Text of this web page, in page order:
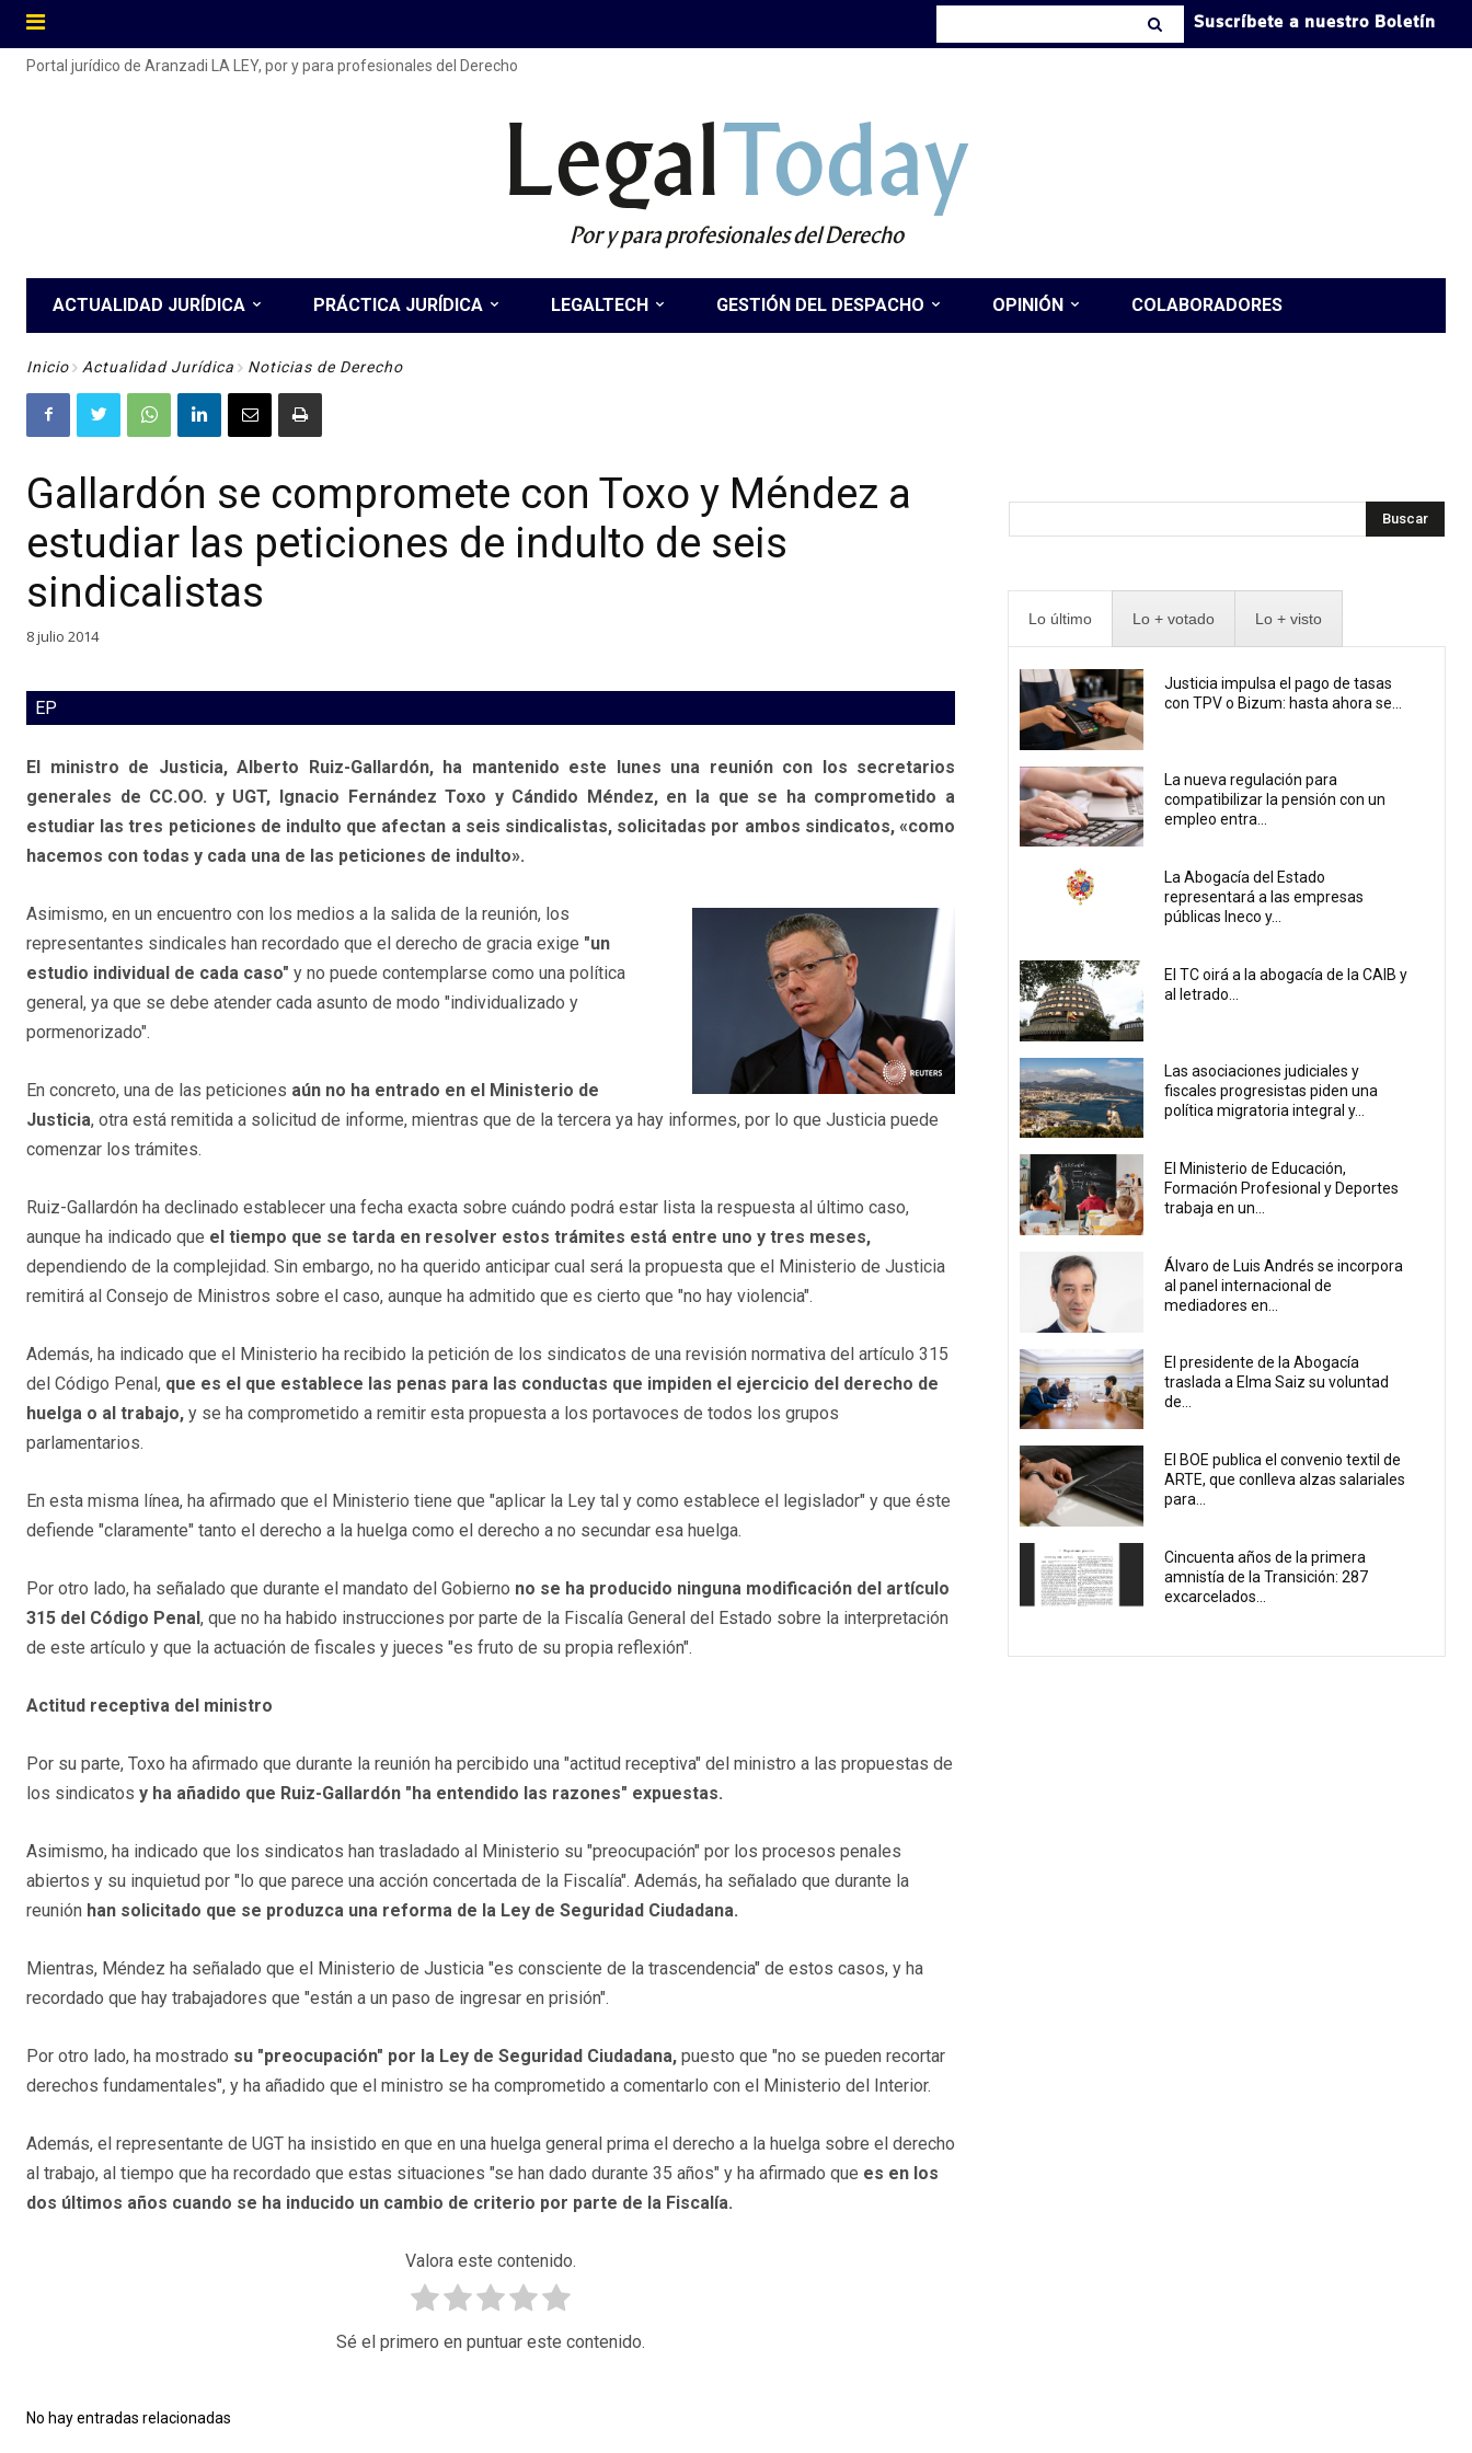
Suscríbete a nuestro Boletín
Portal jurídico de Aranzadi LA LEY, por y para profesionales del Derecho
LegalToday
Por y para profesionales del Derecho
ACTUALIDAD JURÍDICA PRÁCTICA JURÍDICA LEGALTECH GESTIÓN DEL DESPACHO OPINIÓN COLABORADORES
Inicio Actualidad Jurídica Noticias de Derecho
Gallardón se compromete con Toxo y Méndez a
estudiar las peticiones de indulto de seis
sindicalistas
8 julio 2014
EP
El ministro de Justicia, Alberto Ruiz-Gallardón, ha mantenido este lunes una reunión con los secretarios
generales de CC.OO. y UGT, Ignacio Fernández Toxo y Cándido Méndez, en la que se ha comprometido a
estudiar las tres peticiones de indulto que afectan a seis sindicalistas, solicitadas por ambos sindicatos, «como
hacemos con todas y cada una de las peticiones de indulto».
Asimismo, en un encuentro con los medios a la salida de la reunión, los
representantes sindicales han recordado que el derecho de gracia exige "un
estudio individual de cada caso" y no puede contemplarse como una política
general, ya que se debe atender cada asunto de modo "individualizado y
pormenorizado".
En concreto, una de las peticiones aún no ha entrado en el Ministerio de
Justicia, otra está remitida a solicitud de informe, mientras que de la tercera ya hay informes, por lo que Justicia puede
comenzar los trámites.
Ruiz-Gallardón ha declinado establecer una fecha exacta sobre cuándo podrá estar lista la respuesta al último caso,
aunque ha indicado que el tiempo que se tarda en resolver estos trámites está entre uno y tres meses,
dependiendo de la complejidad. Sin embargo, no ha querido anticipar cual será la propuesta que el Ministerio de Justicia
remitirá al Consejo de Ministros sobre el caso, aunque ha admitido que es cierto que "no hay violencia".
Además, ha indicado que el Ministerio ha recibido la petición de los sindicatos de una revisión normativa del artículo 315
del Código Penal, que es el que establece las penas para las conductas que impiden el ejercicio del derecho de
huelga o al trabajo, y se ha comprometido a remitir esta propuesta a los portavoces de todos los grupos
parlamentarios.
En esta misma línea, ha afirmado que el Ministerio tiene que "aplicar la Ley tal y como establece el legislador" y que éste
defiende "claramente" tanto el derecho a la huelga como el derecho a no secundar esa huelga.
Por otro lado, ha señalado que durante el mandato del Gobierno no se ha producido ninguna modificación del artículo
315 del Código Penal , que no ha habido instrucciones por parte de la Fiscalía General del Estado sobre la interpretación
de este artículo y que la actuación de fiscales y jueces "es fruto de su propia reflexión".
Actitud receptiva del ministro
Por su parte, Toxo ha afirmado que durante la reunión ha percibido una "actitud receptiva" del ministro a las propuestas de
los sindicatos y ha añadido que Ruiz-Gallardón "ha entendido las razones" expuestas.
Asimismo, ha indicado que los sindicatos han trasladado al Ministerio su "preocupación" por los procesos penales
abiertos y su inquietud por "lo que parece una acción concertada de la Fiscalía". Además, ha señalado que durante la
reunión han solicitado que se produzca una reforma de la Ley de Seguridad Ciudadana.
Mientras, Méndez ha señalado que el Ministerio de Justicia "es consciente de la trascendencia" de estos casos, y ha
recordado que hay trabajadores que "están a un paso de ingresar en prisión".
Por otro lado, ha mostrado su "preocupación" por la Ley de Seguridad Ciudadana, puesto que "no se pueden recortar
derechos fundamentales", y ha añadido que el ministro se ha comprometido a comentarlo con el Ministerio del Interior.
Además, el representante de UGT ha insistido en que en una huelga general prima el derecho a la huelga sobre el derecho
al trabajo, al tiempo que ha recordado que estas situaciones "se han dado durante 35 años" y ha afirmado que es en los
dos últimos años cuando se ha inducido un cambio de criterio por parte de la Fiscalía.
Valora este contenido.
Sé el primero en puntuar este contenido.
No hay entradas relacionadas
Buscar
Lo último Lo + votado Lo + visto
Justicia impulsa el pago de tasas
con TPV o Bizum: hasta ahora se...
La nueva regulación para
compatibilizar la pensión con un
empleo entra...
La Abogacía del Estado
representará a las empresas
públicas Ineco y...
El TC oirá a la abogacía de la CAIB y
al letrado...
Las asociaciones judiciales y
fiscales progresistas piden una
política migratoria integral y...
El Ministerio de Educación,
Formación Profesional y Deportes
trabaja en un...
Álvaro de Luis Andrés se incorpora
al panel internacional de
mediadores en...
El presidente de la Abogacía
traslada a Elma Saiz su voluntad
de...
El BOE publica el convenio textil de
ARTE, que conlleva alzas salariales
para...
Cincuenta años de la primera
amnistía de la Transición: 287
excarcelados...